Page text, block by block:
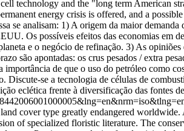
technology and the "long term American
energy crisis is offered, and a
se analisam: 1) A origem da maior
Os possíveis efeitos das economias em
e o negócio de refinação. 3) As
são apontadas: os crus pesados / extra
de que o uso do petróleo como
se a tecnologia de células de
eclética frente à diversificação das fontes
cover type greatly endangered
of specialized floristic literature. The